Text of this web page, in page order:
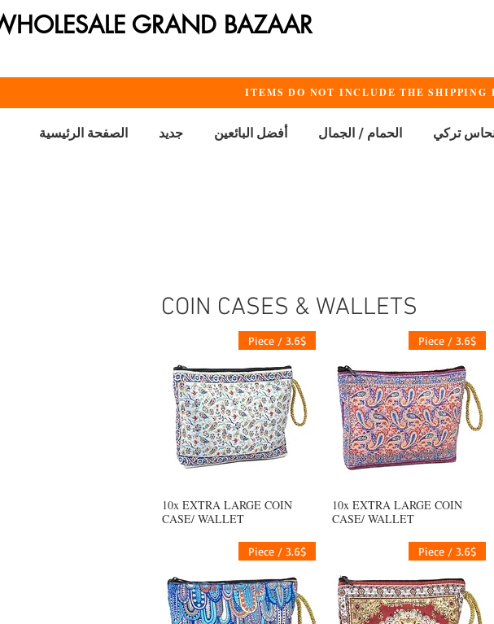
GRAND BAZAAR
ITEMS DO NOT INCLUDE THE SHIPPING
الصفحة الرئيسية جديد أفضل البائعين الحمام / الجمال تركي
COIN CASES & WALLETS
العرض السريع
3.6$ / Piece
10x EXTRA LARGE COIN
CASE/ WALLET
العرض السريع
3.6$ / Piece
10x EXTRA LARGE COIN
CASE/ WALLET
3.6$ / Piece
3.6$ / Piece